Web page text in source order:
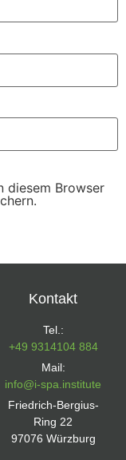
diesem Browser
Kontakt
Tel.:
+49 9314104 884
Mail:
info@i-spa.institute
Friedrich-Bergius-
Ring 22
97076 Würzburg